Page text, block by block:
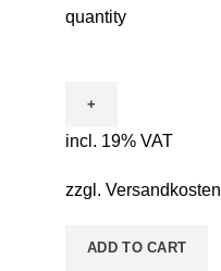
quantity
incl. 19% VAT
zzgl. Versandkosten
ADD TO CART